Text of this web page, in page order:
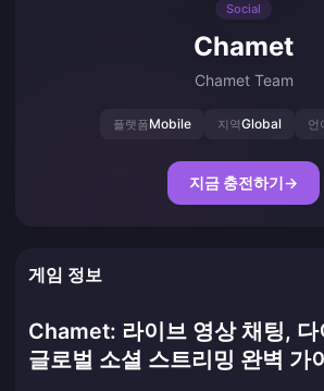
Social
Chamet
Chamet Team
플랫폼Mobile 지역Global 언
지금 충전하기→
게임 정보
Chamet: 라이브 영상 채팅, 다
글로벌 소셜 스트리밍 완벽 가